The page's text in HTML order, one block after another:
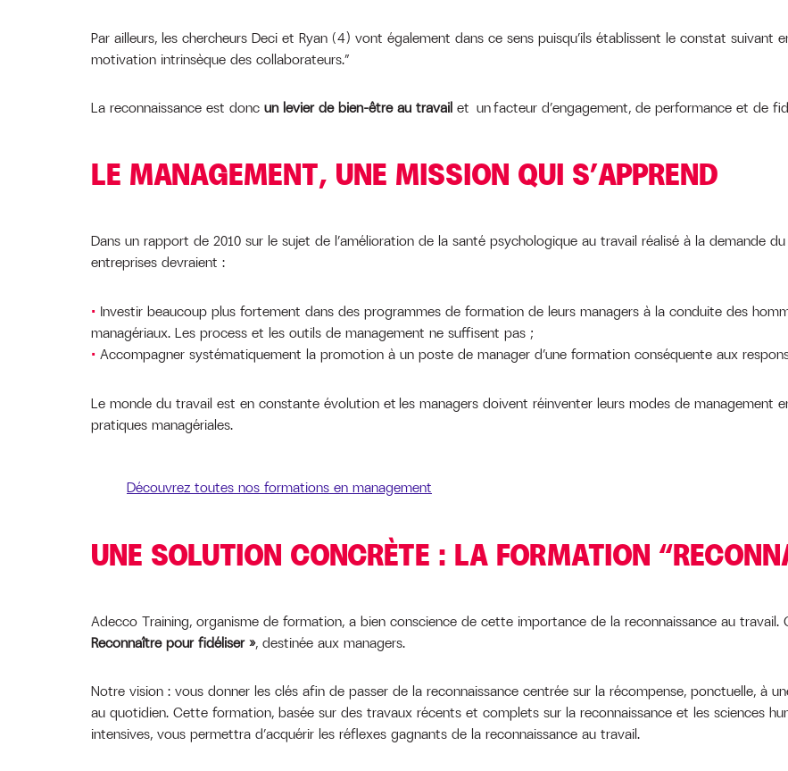
Par ailleurs, les chercheurs Deci et Ryan (4) vont également dans ce sens puisqu’ils établissent le constat suivant
motivation intrinsèque des collaborateurs.”
La reconnaissance est donc un levier de bien-être au travail et un facteur d’engagement, de performance et de
LE MANAGEMENT, UNE MISSION QUI S’APPREND
Dans un rapport de 2010 sur le sujet de l’amélioration de la santé psychologique au travail réalisé à la demande
entreprises devraient :
Investir beaucoup plus fortement dans des programmes de formation de leurs managers à la conduite des
managériaux. Les process et les outils de management ne suffisent pas ;
Accompagner systématiquement la promotion à un poste de manager d’une formation conséquente aux
Le monde du travail est en constante évolution et les managers doivent réinventer leurs modes de management
pratiques managériales.
Découvrez toutes nos formations en management
UNE SOLUTION CONCRÈTE : LA FORMATION
Adecco Training, organisme de formation, a bien conscience de cette importance de la reconnaissance au
Reconnaître pour fidéliser », destinée aux managers.
Notre vision : vous donner les clés afin de passer de la reconnaissance centrée sur la récompense, ponctuelle, à
au quotidien. Cette formation, basée sur des travaux récents et complets sur la reconnaissance et les sciences
intensives, vous permettra d’acquérir les réflexes gagnants de la reconnaissance au travail.